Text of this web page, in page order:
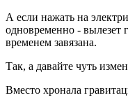
А если нажать на
одновременно - вылезет
временем завязана.
Так, а давайте чуть
Вместо хронала